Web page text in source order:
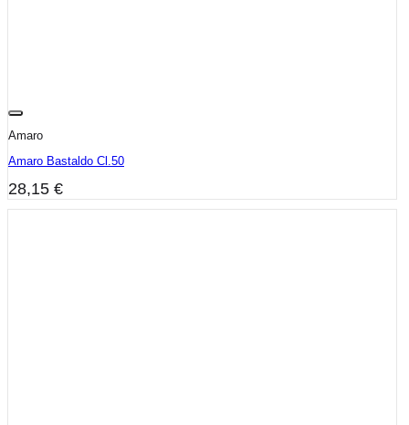
Amaro
Amaro Bastaldo Cl.50
28,15 €